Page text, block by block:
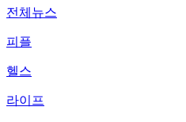
전체뉴스
피플
헬스
라이프